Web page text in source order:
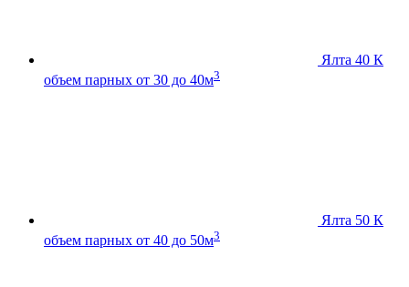
Ялта 40 К
объем парных от 30 до 40м3
Ялта 50 К
объем парных от 40 до 50м3